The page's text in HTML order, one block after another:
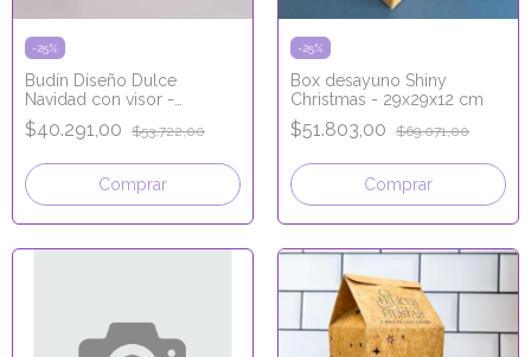
-25%
Budín Diseño Dulce
Navidad con visor -
24x9,5x10 cm
$40.291,00 $53.722,00
Comprar
-25%
Box desayuno Shiny
Christmas - 29x29x12 cm
$51.803,00 $69.071,00
Comprar